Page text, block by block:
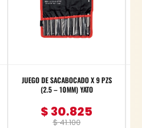
JUEGO DE SACABOCADO X 9 PZS
(2.5 – 10MM) YATO
$41.100
$ 30.825